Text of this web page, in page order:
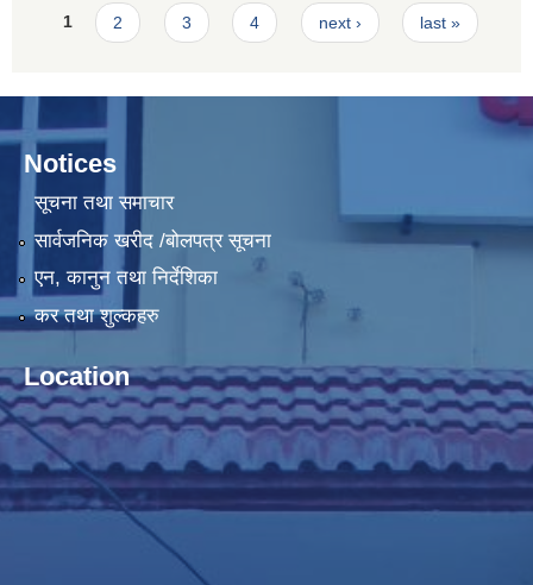
Pages
1 2 3 4 next › last »
Notices
सूचना तथा समाचार
सार्वजनिक खरीद /बोलपत्र सूचना
एन, कानुन तथा निर्देशिका
कर तथा शुल्कहरु
Location